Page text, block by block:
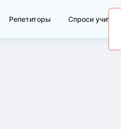
Репетиторы Спроси учителя